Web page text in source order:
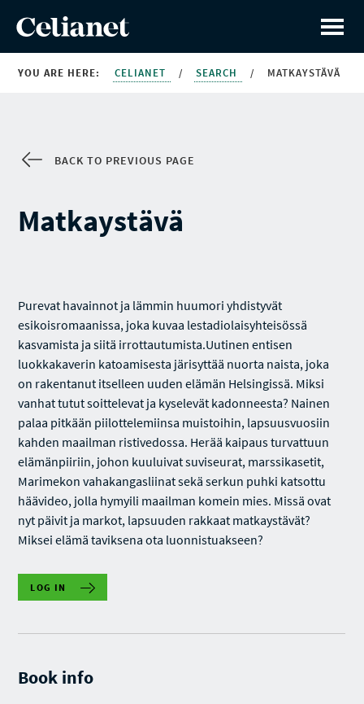
YOU ARE HERE: CELIANET / SEARCH / MATKAYSTÄVÄ
BACK TO PREVIOUS PAGE
Matkaystävä
Purevat havainnot ja lämmin huumori yhdistyvät
esikoisromaanissa, joka kuvaa lestadiolaisyhteisössä
kasvamista ja siitä irrottautumista.Uutinen entisen
luokkakaverin katoamisesta järisyttää nuorta naista, joka
on rakentanut itselleen uuden elämän Helsingissä. Miksi
vanhat tutut soittelevat ja kyselevät kadonneesta? Nainen
palaa pitkään piilottelemiinsa muistoihin, lapsuusvuosiin
kahden maailman ristivedossa. Herää kaipaus turvattuun
elämänpiiriin, johon kuuluivat suviseurat, marssikasetit,
Marimekon vahakangasliinat sekä serkun puhki katsottu
häävideo, jolla hymyili maailman komein mies. Missä ovat
nyt päivit ja markot, lapsuuden rakkaat matkaystävät?
Miksei elämä taviksena ota luonnistuakseen?
LOG IN
Book info